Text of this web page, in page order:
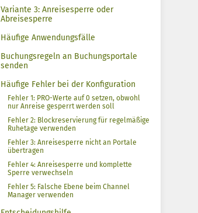
Variante 3: Anreisesperre oder
Abreisesperre
Häufige Anwendungsfälle
Buchungsregeln an Buchungsportale
senden
Häufige Fehler bei der Konfiguration
Fehler 1: PRO-Werte auf 0 setzen, obwohl
nur Anreise gesperrt werden soll
Fehler 2: Blockreservierung für regelmäßige
Ruhetage verwenden
Fehler 3: Anreisesperre nicht an Portale
übertragen
Fehler 4: Anreisesperre und komplette
Sperre verwechseln
Fehler 5: Falsche Ebene beim Channel
Manager verwenden